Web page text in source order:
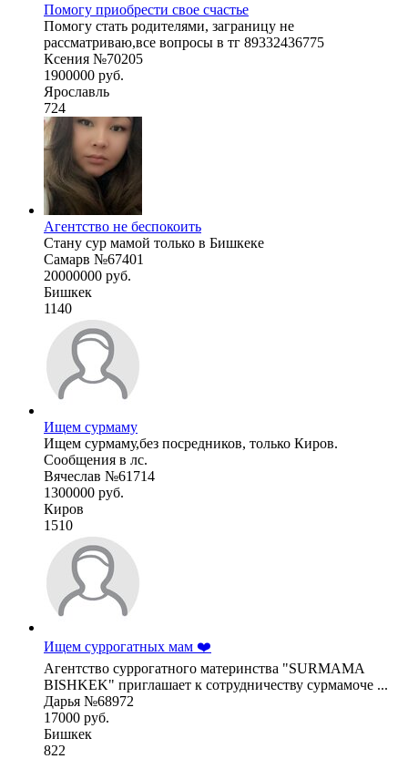
Помогу приобрести свое счастье
Помогу стать родителями, заграницу не
рассматриваю,все вопросы в тг 89332436775
Ксения №70205
1900000 руб.
Ярославль
724
Агентство не беспокоить
Стану сур мамой только в Бишкеке
Самарв №67401
20000000 руб.
Бишкек
1140
Ищем сурмаму
Ищем сурмаму,без посредников, только Киров.
Сообщения в лс.
Вячеслав №61714
1300000 руб.
Киров
1510
Ищем суррогатных мам ❤️
Агентство суррогатного материнства "SURMAMA
BISHKEK" приглашает к сотрудничеству сурмамоче ...
Дарья №68972
17000 руб.
Бишкек
822